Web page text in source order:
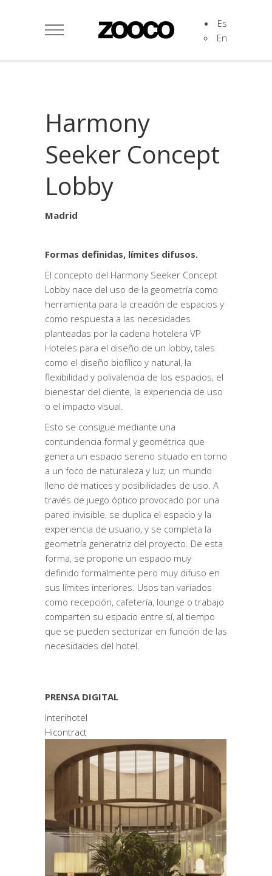
Es
En
Harmony
Seeker Concept
Lobby
Madrid
Formas definidas, límites difusos.
El concepto del Harmony Seeker Concept
Lobby nace del uso de la geometría como
herramienta para la creación de espacios y
como respuesta a las necesidades
planteadas por la cadena hotelera VP
Hoteles para el diseño de un lobby, tales
como el diseño biofílico y natural, la
flexibilidad y polivalencia de los espacios, el
bienestar del cliente, la experiencia de uso
o el impacto visual.
Esto se consigue mediante una
contundencia formal y geométrica que
genera un espacio sereno situado en torno
a un foco de naturaleza y luz; un mundo
lleno de matices y posibilidades de uso. A
través de juego óptico provocado por una
pared invisible, se duplica el espacio y la
experiencia de usuario, y se completa la
geometría generatriz del proyecto. De esta
forma, se propone un espacio muy
definido formalmente pero muy difuso en
sus límites interiores. Usos tan variados
como recepción, cafetería, lounge o trabajo
comparten su espacio entre sí, al tiempo
que se pueden sectorizar en función de las
necesidades del hotel.
PRENSA DIGITAL
Interihotel
Hicontract